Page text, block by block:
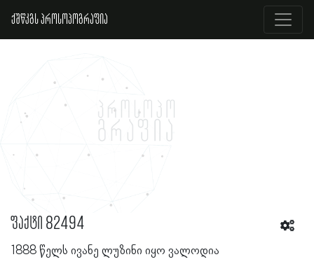
ქშწკგს პროსოპოგრაფია
ფაქტი 82494
1888 წელს ივანე ლუზინი იყო ვალოდია